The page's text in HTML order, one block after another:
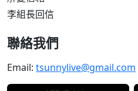
李組長回信
聯絡我們
Email: tsunnylive@gmail.com